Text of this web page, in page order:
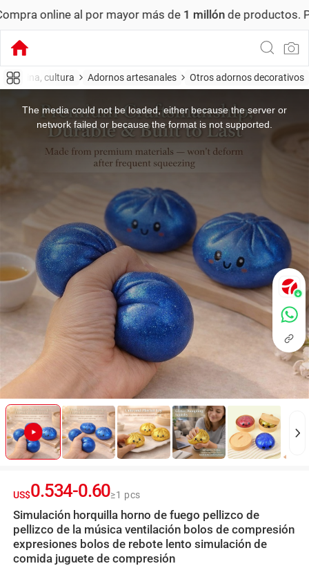
al por mayor más de 1 millón de productos. Pedido
Oficina, cultura Adornos artesanales Otros adornos decorativos
The media could not be loaded, either because the server or
network failed or because the format is not supported.
US$0.534-0.60≥1 pcs
Simulación horquilla horno de fuego pellizco de
pellizco de la música ventilación bolos de compresión
expresiones bolos de rebote lento simulación de
comida juguete de compresión